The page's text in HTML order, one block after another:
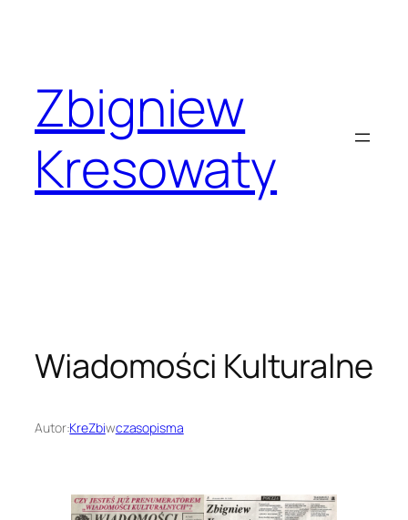
Zbigniew
Kresowaty
Wiadomości Kulturalne
Autor:KreZbiwczasopisma